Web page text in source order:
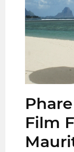
Film